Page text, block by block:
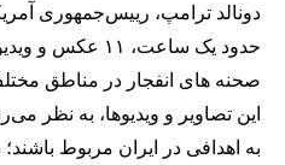
دونالد ترامپ، رییس‌جمهوری
حدود یک ساعت،
صحنه های انفجار در مناطق
این تصاویر و ویدیوها، به نظر
به اهدافی در ایران مربوط باشند؛